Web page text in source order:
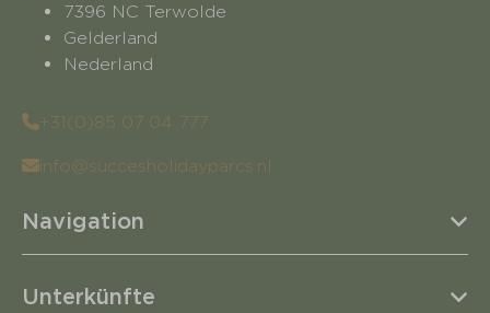
7396 NC Terwolde
Gelderland
Nederland
+31(0)85 07 04 777
info@succesholidayparcs.nl
Navigation
Unterkünfte